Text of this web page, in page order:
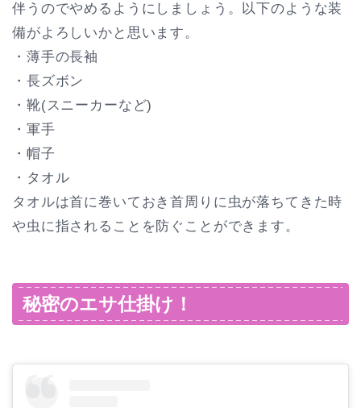
伴うのでやめるようにしましょう。以下のような装
備がよろしいかと思います。
・薄手の長袖
・長ズボン
・靴(スニーカーなど)
・軍手
・帽子
・タオル
タオルは首に巻いておき首周りに虫が落ちてきた時
や虫に指されることを防ぐことができます。
秘密のエサ仕掛け！